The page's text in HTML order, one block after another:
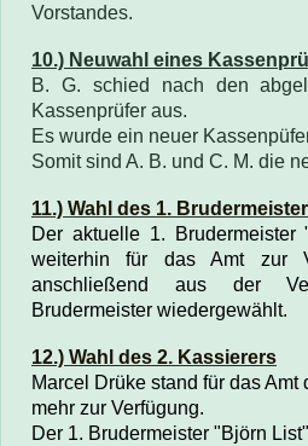
Vorstandes.
10.) Neuwahl eines
B. G. schied nach den
Kassenprüfer aus.
Es wurde ein neuer
Somit sind A. B. und C. M. die
11.) Wahl des 1. Brudermeister
Der aktuelle 1.
weiterhin für das Amt zur
anschließend aus der
Brudermeister wiedergewählt.
12.) Wahl des 2. Kassierers
Marcel Drüke stand für das
mehr zur Verfügung.
Der 1. Brudermeister "Björn